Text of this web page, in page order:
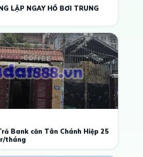
LẬP NGAY HỒ BƠI TRUNG
Bank căn Tân Chánh Hiệp 25
tháng